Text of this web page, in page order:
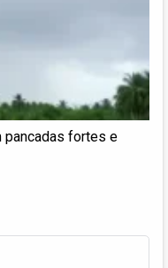
pancadas fortes e